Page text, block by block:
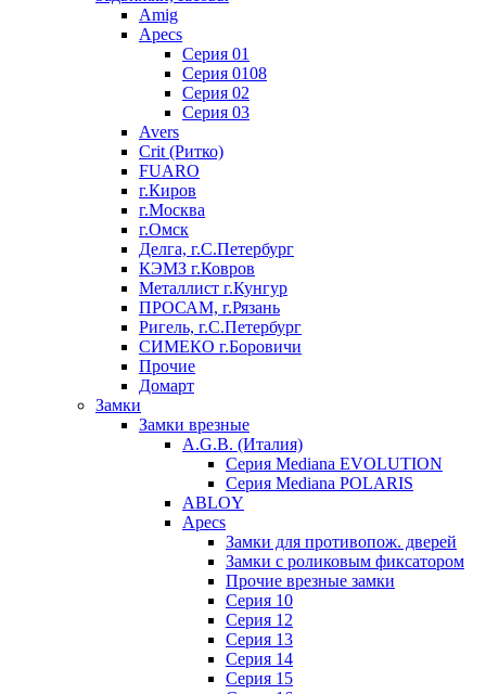
Amig
Apecs
Серия 01
Серия 0108
Серия 02
Серия 03
Avers
Crit (Ритко)
FUARO
г.Киров
г.Москва
г.Омск
Делга, г.С.Петербург
КЭМЗ г.Ковров
Металлист г.Кунгур
ПРОСАМ, г.Рязань
Ригель, г.С.Петербург
СИМЕКО г.Боровичи
Прочие
Домарт
Замки
Замки врезные
A.G.B. (Италия)
Серия Mediana EVOLUTION
Серия Mediana POLARIS
ABLOY
Apecs
Замки для противопож. дверей
Замки с роликовым фиксатором
Прочие врезные замки
Серия 10
Серия 12
Серия 13
Серия 14
Серия 15